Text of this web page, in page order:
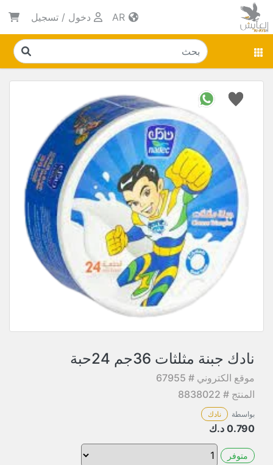
دخول / تسجيل
نادك جبنة مثلثات 36جم 24حبة
موقع الكتروني # 67955
المنتج # 8838022
بواسطة نادك
0.790 د.ك
متوفر